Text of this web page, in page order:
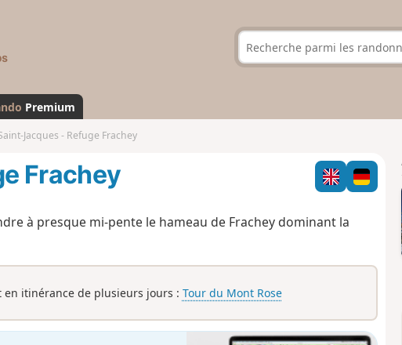
s
a
n
d
Premium
Jacques - Refuge Frachey
Frachey
à presque mi-pente le hameau de Frachey dominant la
itinérance de plusieurs jours : Tour du Mont Rose